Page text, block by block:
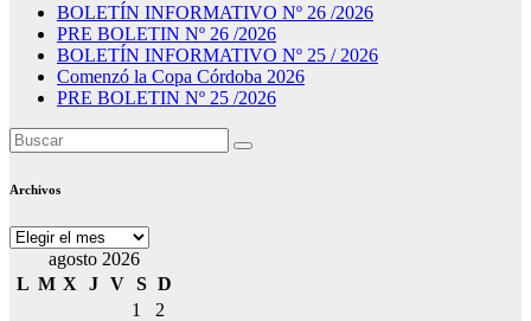
BOLETÍN INFORMATIVO Nº 26 /2026
PRE BOLETIN Nº 26 /2026
BOLETÍN INFORMATIVO Nº 25 / 2026
Comenzó la Copa Córdoba 2026
PRE BOLETIN Nº 25 /2026
Archivos
Archivos
agosto 2026
L M X J V S D
1
2